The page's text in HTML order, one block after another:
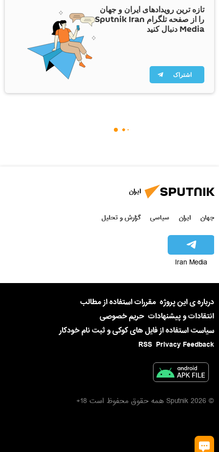
تازه ترین رویدادهای ایران و جهان
را از صفحه تلگرام Sputnik Iran
Media دنبال کنید
اشتراک
ایران
جهان ایران سیاسی گزارش و تحلیل
Iran Media
درباره ی این پروژه مقررات استفاده از مطالب
انتقادات و پیشنهادات حریم خصوصی
سیاست استفاده از فایل های کوکی و ثبت نام خودکار
Privacy Feedback
RSS
© 2026 Sputnik همه حقوق محفوظ است 18+